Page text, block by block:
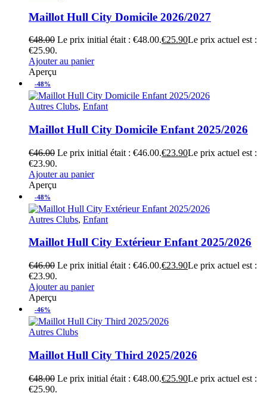
Maillot Hull City Domicile 2026/2027
€48.00 Le prix initial était : €48.00.€25.90Le prix actuel est :
€25.90.
Ajouter au panier
Aperçu
-48%
Autres Clubs, Enfant
Maillot Hull City Domicile Enfant 2025/2026
€46.00 Le prix initial était : €46.00.€23.90Le prix actuel est :
€23.90.
Ajouter au panier
Aperçu
-48%
Autres Clubs, Enfant
Maillot Hull City Extérieur Enfant 2025/2026
€46.00 Le prix initial était : €46.00.€23.90Le prix actuel est :
€23.90.
Ajouter au panier
Aperçu
-46%
Autres Clubs
Maillot Hull City Third 2025/2026
€48.00 Le prix initial était : €48.00.€25.90Le prix actuel est :
€25.90.